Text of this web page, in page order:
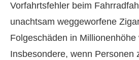
Vorfahrtsfehler beim
unachtsam weggeworfene
Folgeschäden in Millionenhöhe
Insbesondere, wenn Per­sonen